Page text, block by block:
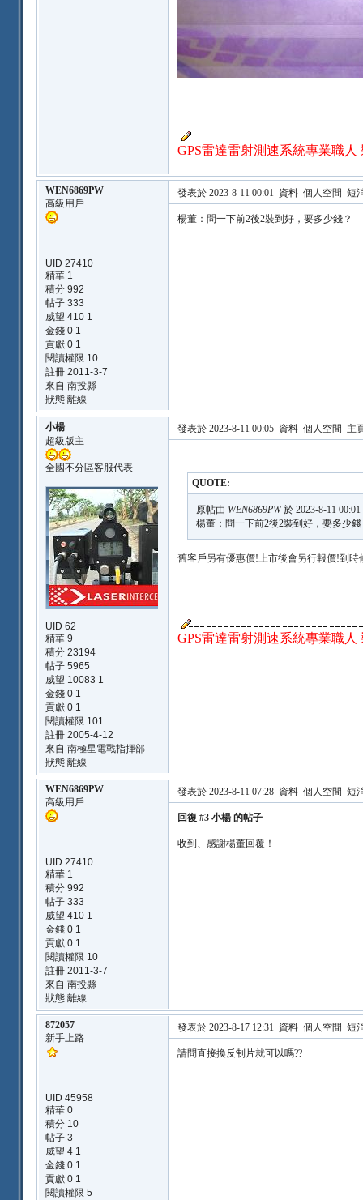
GPS雷達雷射測速系統專業職
WEN6869PW
高級用戶
UID 27410
精華 1
積分 992
帖子 333
威望 410 1
金錢 0 1
貢獻 0 1
閱讀權限 10
註冊 2011-3-7
來自 南投縣
狀態 離線
發表於 2023-8-11 00:01 資料 個人空間 短
楊董：問一下前2後2裝到好，要多少錢？
小楊
超級版主
全國不分區客服代表
UID 62
精華 9
積分 23194
帖子 5965
威望 10083 1
金錢 0 1
貢獻 0 1
閱讀權限 101
註冊 2005-4-12
來自 南極星電戰指揮部
狀態 離線
發表於 2023-8-11 00:05 資料 個人空間 主
QUOTE:
原帖由 WEN6869PW於 2023-8-11
楊董：問一下前2後2裝到好，要多少錢
舊客戶另有優惠價!上市後會另行報價!到時
GPS雷達雷射測速系統專業職
WEN6869PW
高級用戶
UID 27410
精華 1
積分 992
帖子 333
威望 410 1
金錢 0 1
貢獻 0 1
閱讀權限 10
註冊 2011-3-7
來自 南投縣
狀態 離線
發表於 2023-8-11 07:28 資料 個人空間 短
回復 #3 小楊 的帖子
收到、感謝楊董回覆！
872057
新手上路
UID 45958
精華 0
積分 10
帖子 3
威望 4 1
金錢 0 1
貢獻 0 1
閱讀權限 5
發表於 2023-8-17 12:31 資料 個人空間 短
請問直接換反制片就可以嗎??